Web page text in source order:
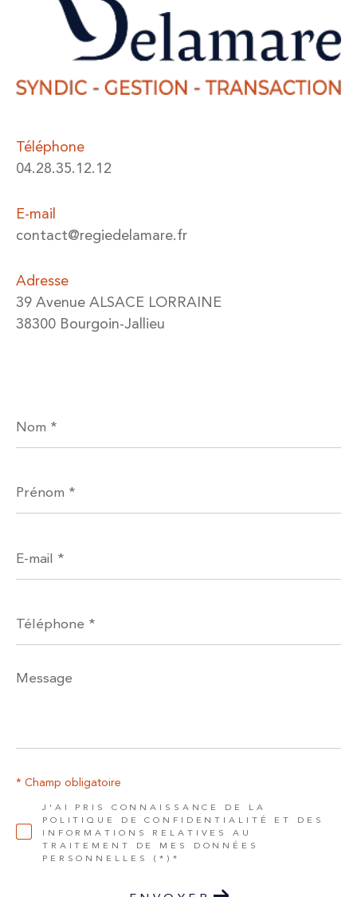
Téléphone
04.28.35.12.12
E-mail
contact@regiedelamare.fr
Adresse
39 Avenue ALSACE LORRAINE
38300 Bourgoin-Jallieu
*
*
mail
*
*
Message
*
J'AI PRIS CONNAISSANCE DE LA
POLITIQUE DE CONFIDENTIALITÉ ET DES
INFORMATIONS RELATIVES AU
TRAITEMENT DE MES DONNÉES
PERSONNELLES (*)*
* Champ obligatoire